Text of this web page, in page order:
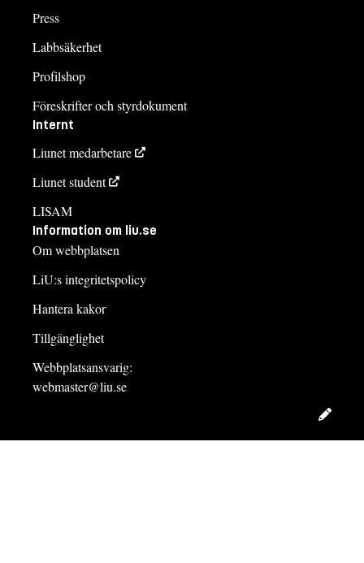
Press
Labbsäkerhet
Profilshop
Föreskrifter och styrdokument
Internt
Liunet medarbetare
Liunet student
LISAM
Information om liu.se
Om webbplatsen
LiU:s integritetspolicy
Hantera kakor
Tillgänglighet
Webbplatsansvarig:
webmaster@liu.se